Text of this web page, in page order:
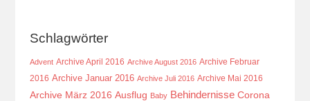
Schlagwörter
Advent Archive April 2016 Archive August 2016 Archive Februar
2016 Archive Januar 2016 Archive Juli 2016 Archive Mai 2016
Archive März 2016 Ausflug Baby Behindernisse Corona